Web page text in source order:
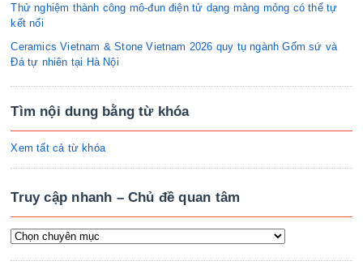
Thử nghiệm thành công mô-đun điện tử dạng màng mỏng có thể tự
kết nối
Ceramics Vietnam & Stone Vietnam 2026 quy tụ ngành Gốm sứ và
Đá tự nhiên tại Hà Nội
Tìm nội dung bằng từ khóa
Xem tất cả từ khóa
Truy cập nhanh – Chủ đề quan tâm